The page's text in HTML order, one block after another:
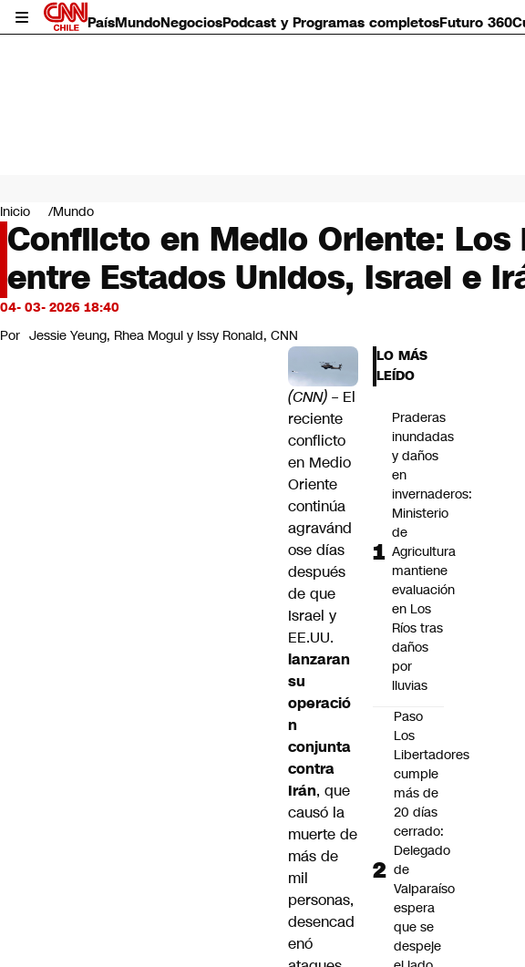
PaísMundoNegociosPodcast y Programas completosFuturo 360
Mundo
Negocios
Deportes
Programas completos
Cultura
Servicios
Bits
CNN Data
Inicio Mundo
Conflicto en Medio Oriente:
entre Estados Unidos, Israel e
04- 03- 2026 18:40
Por Jessie Yeung, Rhea Mogul y Issy Ronald, CNN
(CNN) – El
reciente
conflicto
en Medio
Oriente
continúa
agravánd
ose días
después
de que
Israel y
EE.UU.
lanzaran
su
operació
n
conjunta
contra
Irán, que
causó la
muerte de
más de
mil
personas,
desencad
enó
LO MÁS
LEÍDO
Praderas
inundadas
y daños
en
invernaderos:
Ministerio
de
Agricultura
mantiene
evaluación
en Los
Ríos tras
daños
por
lluvias
Paso
Los
Libertadores
cumple
más de
20 días
cerrado:
Delegado
de
Valparaíso
espera
que se
despeje